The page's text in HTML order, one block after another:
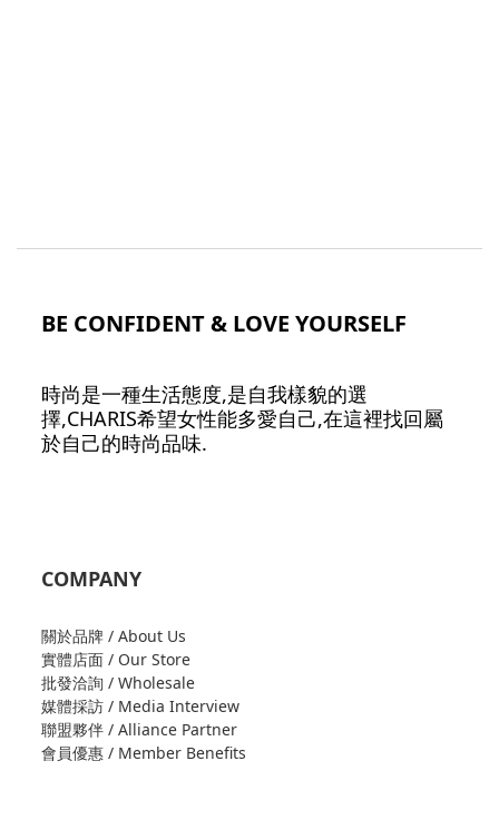
BE CONFIDENT & LOVE YOURSELF
時尚是一種生活態度,是自我樣貌的選
擇,CHARIS希望女性能多愛自己,在這裡找回屬
於自己的時尚品味.
COMPANY
關於品牌 / About Us
實體店面 / Our Store
批發洽詢 / Wholesale
媒體採訪 / Media Interview
聯盟夥伴 / Alliance Partner
會員優惠 / Member Benefits